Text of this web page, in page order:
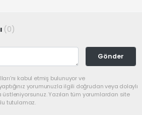
(0)
Gönder
kabul etmiş bulunuyor ve
yorumunuzla ilgili doğrudan veya dolaylı
üstleniyorsunuz. Yazılan tüm yorumlardan site
tutulamaz.